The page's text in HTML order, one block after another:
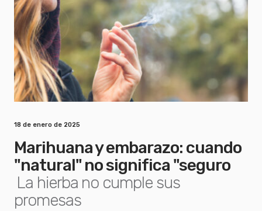
18 de enero de 2025
Marihuana y embarazo: cuando
"natural" no significa "seguro
La hierba no cumple sus
promesas